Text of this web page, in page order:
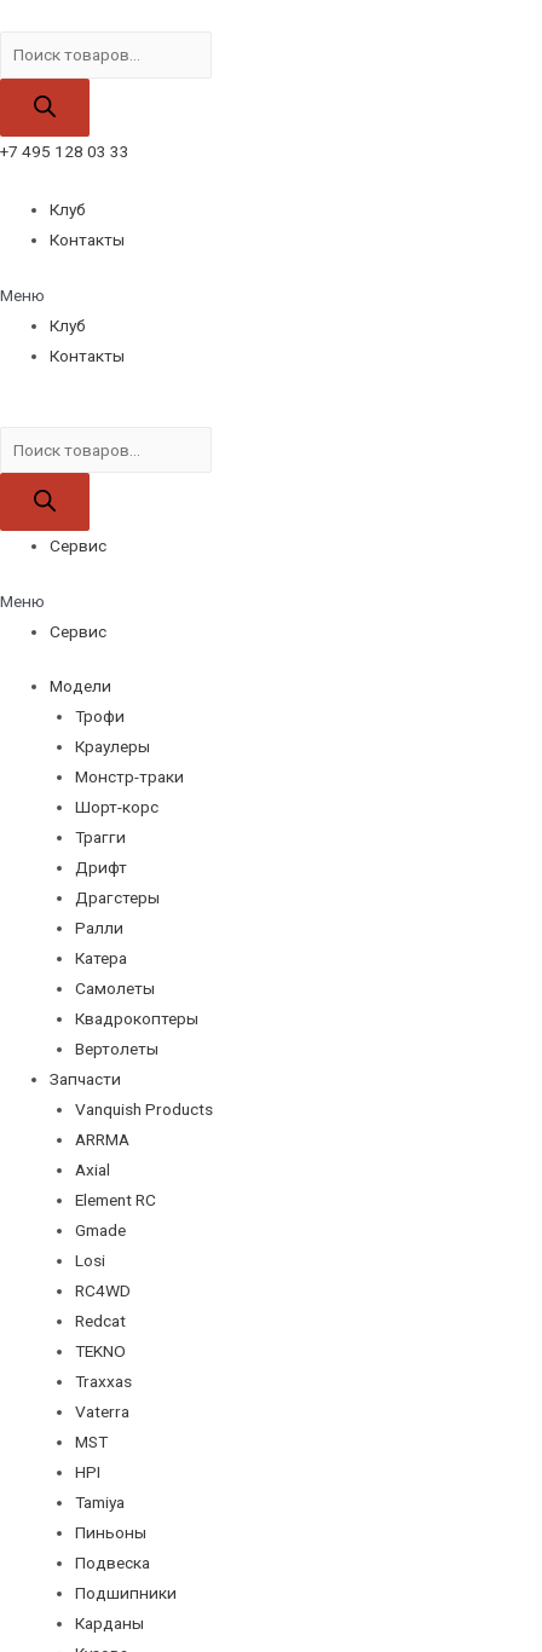
товаров
+7 495 128 03 33
Клуб
Контакты
Меню
Клуб
Контакты
товаров
Сервис
Меню
Сервис
Модели
Трофи
Краулеры
Монстр-траки
Шорт-корс
Трагги
Дрифт
Драгстеры
Ралли
Катера
Самолеты
Квадрокоптеры
Вертолеты
Запчасти
Vanquish Products
ARRMA
Axial
Element RC
Gmade
Losi
RC4WD
Redcat
TEKNO
Traxxas
Vaterra
MST
HPI
Tamiya
Пиньоны
Подвеска
Подшипники
Карданы